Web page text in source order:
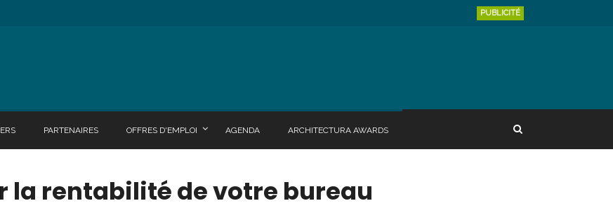
PUBLICITÉ
PARTENAIRES OFFRES D'EMPLOI AGENDA ARCHITECTURA AWARDS
la rentabilité de votre bureau